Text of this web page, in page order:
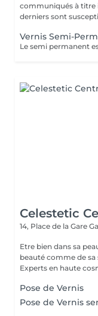
communiqués à titre
derniers sont
Vernis Semi-
Celestetic
14, Place de la Gare
Etre bien dans sa
beauté comme de sa
Experts en haute
Pose de Vernis
Pose de Vernis